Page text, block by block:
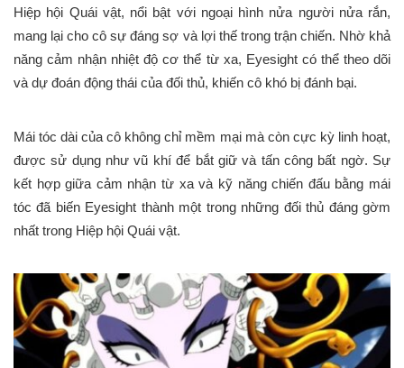
Hiệp hội Quái vật, nổi bật với ngoại hình nửa người nửa rắn,
mang lại cho cô sự đáng sợ và lợi thế trong trận chiến. Nhờ khả
năng cảm nhận nhiệt độ cơ thể từ xa, Eyesight có thể theo dõi
và dự đoán động thái của đối thủ, khiến cô khó bị đánh bại.
Mái tóc dài của cô không chỉ mềm mại mà còn cực kỳ linh hoạt,
được sử dụng như vũ khí để bắt giữ và tấn công bất ngờ. Sự
kết hợp giữa cảm nhận từ xa và kỹ năng chiến đấu bằng mái
tóc đã biến Eyesight thành một trong những đối thủ đáng gờm
nhất trong Hiệp hội Quái vật.